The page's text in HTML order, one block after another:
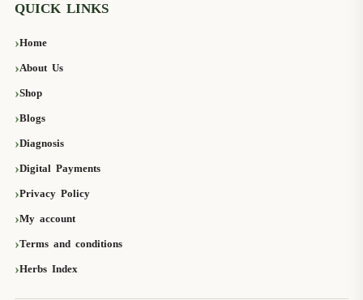
QUICK LINKS
Home
About Us
Shop
Blogs
Diagnosis
Digital Payments
Privacy Policy
My account
Terms and conditions
Herbs Index